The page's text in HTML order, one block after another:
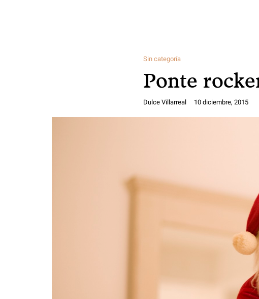
Sin categoría
Ponte
Dulce Villarreal 10 diciembre, 2015